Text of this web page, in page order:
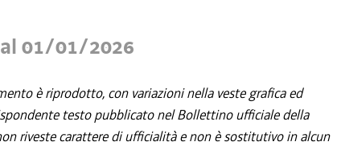
01/01/2026
è riprodotto, con variazioni nella veste grafica ed
testo pubblicato nel Bollettino ufficiale della
riveste carattere di ufficialità e non è sostitutivo in alcun